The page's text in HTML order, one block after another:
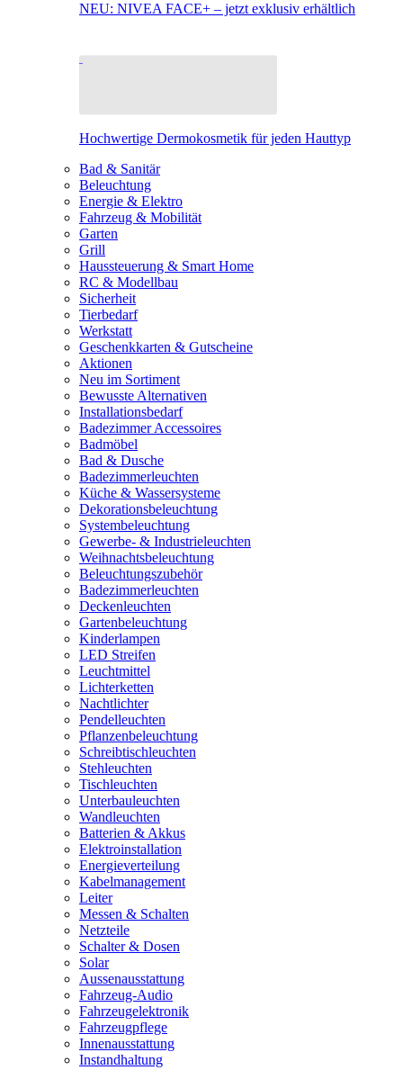
NEU: NIVEA FACE+ – jetzt exklusiv erhältlich
Hochwertige Dermokosmetik für jeden Hauttyp
Bad & Sanitär
Beleuchtung
Energie & Elektro
Fahrzeug & Mobilität
Garten
Grill
Haussteuerung & Smart Home
RC & Modellbau
Sicherheit
Tierbedarf
Werkstatt
Geschenkkarten & Gutscheine
Aktionen
Neu im Sortiment
Bewusste Alternativen
Installationsbedarf
Badezimmer Accessoires
Badmöbel
Bad & Dusche
Badezimmerleuchten
Küche & Wassersysteme
Dekorationsbeleuchtung
Systembeleuchtung
Gewerbe- & Industrieleuchten
Weihnachtsbeleuchtung
Beleuchtungszubehör
Badezimmerleuchten
Deckenleuchten
Gartenbeleuchtung
Kinderlampen
LED Streifen
Leuchtmittel
Lichterketten
Nachtlichter
Pendelleuchten
Pflanzenbeleuchtung
Schreibtischleuchten
Stehleuchten
Tischleuchten
Unterbauleuchten
Wandleuchten
Batterien & Akkus
Elektroinstallation
Energieverteilung
Kabelmanagement
Leiter
Messen & Schalten
Netzteile
Schalter & Dosen
Solar
Aussenausstattung
Fahrzeug-Audio
Fahrzeugelektronik
Fahrzeugpflege
Innenausstattung
Instandhaltung